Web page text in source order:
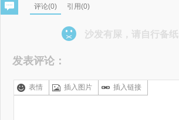
评论(0) 引用(0)
沙发有屎，请自行备纸
发表评论：
表情 插入图片 插入链接